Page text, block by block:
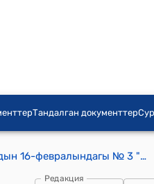
Тандалган документтер
Акназаров айылдык аймактык кеңешинин 2024-жылдын 16-февралындагы № 3 "Жер фондусун инвентаризациялоо материалдарын бекитүү жөнүндө" токтому
Редакция